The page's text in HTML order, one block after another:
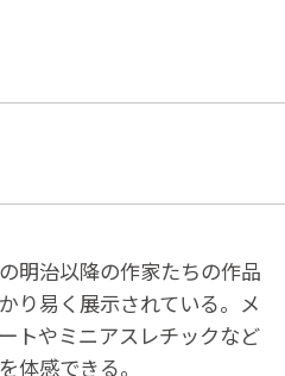
明治以降の作家たちの作品
り易く展示されている。メ
トやミニアスレチックなど
体感できる。